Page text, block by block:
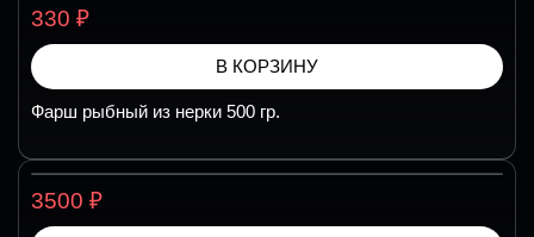
330 ₽
В КОРЗИНУ
Фарш рыбный из нерки 500 гр.
3500 ₽